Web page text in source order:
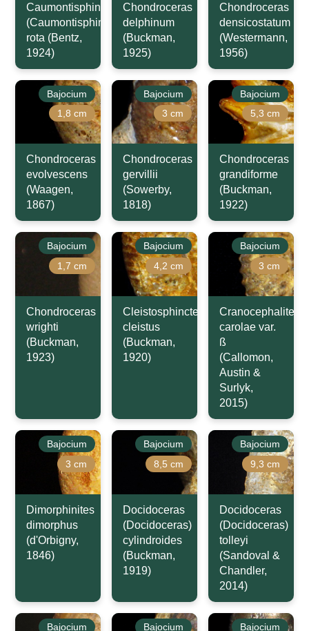
Caumontisphinctes
(Caumontisphinctes)
rota (Bentz,
1924)
Chondroceras
delphinum
(Buckman,
1925)
Chondroceras
densicostatum
(Westermann,
1956)
Bajocium
1,8 cm
Chondroceras
evolvescens
(Waagen,
1867)
Bajocium
3 cm
Chondroceras
gervillii
(Sowerby,
1818)
Bajocium
5,3 cm
Chondroceras
grandiforme
(Buckman,
1922)
Bajocium
1,7 cm
Chondroceras
wrighti
(Buckman,
1923)
Bajocium
4,2 cm
Cleistosphinctes
cleistus
(Buckman,
1920)
Bajocium
3 cm
Cranocephalites
carolae var.
ß
(Callomon,
Austin &
Surlyk,
2015)
Bajocium
3 cm
Dimorphinites
dimorphus
(d'Orbigny,
1846)
Bajocium
8,5 cm
Docidoceras
(Docidoceras)
cylindroides
(Buckman,
1919)
Bajocium
9,3 cm
Docidoceras
(Docidoceras)
tolleyi
(Sandoval &
Chandler,
2014)
Bajocium Bajocium Bajocium